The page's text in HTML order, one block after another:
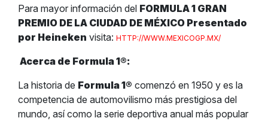
Para mayor información del FORMULA 1 GRAN
PREMIO DE LA CIUDAD DE MÉXICO Presentado
por Heineken visita: HTTP://WWW.MEXICOGP.MX/
Acerca de Formula 1®:
La historia de Formula 1® comenzó en 1950 y es la
competencia de automovilismo más prestigiosa del
mundo, así como la serie deportiva anual más popular